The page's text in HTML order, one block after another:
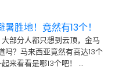
胜地！竟然有13个！
部分人都只想到云顶，金马
吗？马来西亚竟然有高达13个
来看看是哪13个吧！ …